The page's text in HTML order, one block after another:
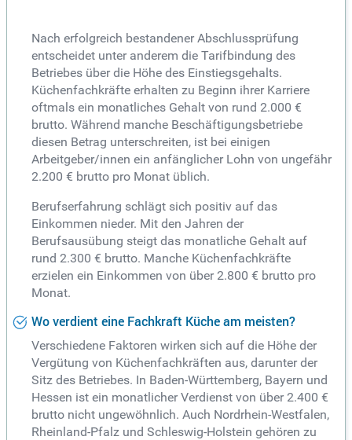
Nach erfolgreich bestandener Abschlussprüfung
entscheidet unter anderem die Tarifbindung des
Betriebes über die Höhe des Einstiegsgehalts.
Küchenfachkräfte erhalten zu Beginn ihrer Karriere
oftmals ein monatliches Gehalt von rund 2.000 €
brutto. Während manche Beschäftigungsbetriebe
diesen Betrag unterschreiten, ist bei einigen
Arbeitgeber/innen ein anfänglicher Lohn von ungefähr
2.200 € brutto pro Monat üblich.
Berufserfahrung schlägt sich positiv auf das
Einkommen nieder. Mit den Jahren der
Berufsausübung steigt das monatliche Gehalt auf
rund 2.300 € brutto. Manche Küchenfachkräfte
erzielen ein Einkommen von über 2.800 € brutto pro
Monat.
Wo verdient eine Fachkraft Küche am meisten?
Verschiedene Faktoren wirken sich auf die Höhe der
Vergütung von Küchenfachkräften aus, darunter der
Sitz des Betriebes. In Baden-Württemberg, Bayern und
Hessen ist ein monatlicher Verdienst von über 2.400 €
brutto nicht ungewöhnlich. Auch Nordrhein-Westfalen,
Rheinland-Pfalz und Schleswig-Holstein gehören zu